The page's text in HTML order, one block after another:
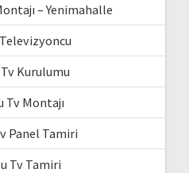
– Yenimahalle
Kurulumu
Tv Montajı
Panel Tamiri
Tv Tamiri